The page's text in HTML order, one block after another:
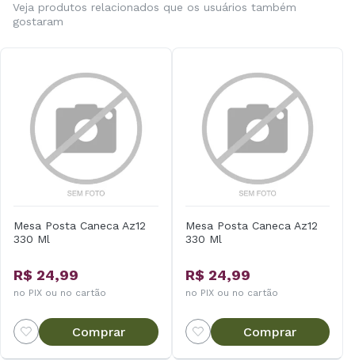
Veja produtos relacionados que os usuários também
gostaram
Mesa Posta Caneca Az12
330 Ml
R$ 24,99
no PIX ou no cartão
Comprar
Mesa Posta Caneca Az12
330 Ml
R$ 24,99
no PIX ou no cartão
Comprar